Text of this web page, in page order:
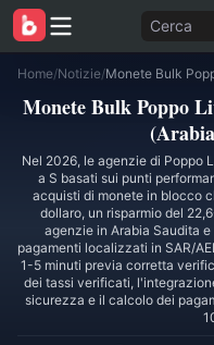
Cerca
Home/Notizie/
Monete Bulk Poppo
Nel 2026, le agenzie di Poppo
a S basati sui punti
acquisti di monete in blocco
dollaro, un risparmio del
agenzie in Arabia Saudita
pagamenti localizzati in SAR/
1-5 minuti previa corretta
dei tassi verificati,
sicurezza e il calcolo dei